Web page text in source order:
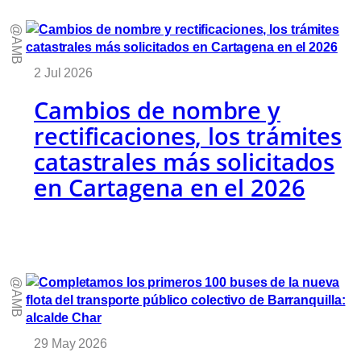
@AMB
2 Jul 2026
Cambios de nombre y
rectificaciones, los trámites
catastrales más solicitados
en Cartagena en el 2026
@AMB
29 May 2026